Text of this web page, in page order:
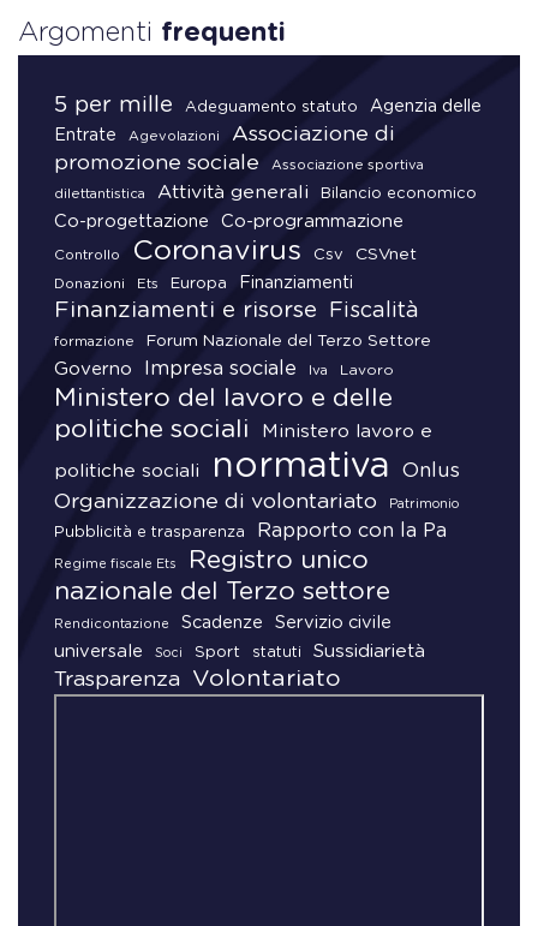
Argomenti frequenti
5 per mille Adeguamento statuto
Agenzia delle
Entrate
Agevolazioni
Associazione di
promozione sociale
Associazione sportiva
dilettantistica Attività generali Bilancio economico
Co-progettazione Co-programmazione
Controllo Coronavirus Csv CSVnet
Donazioni Ets Europa Finanziamenti
Finanziamenti e risorse Fiscalità
formazione Forum Nazionale del Terzo Settore
Governo Impresa sociale Iva Lavoro
Ministero del lavoro e delle
politiche sociali
Ministero lavoro e
politiche sociali normativa Onlus
Organizzazione di volontariato Patrimonio
Pubblicità e trasparenza Rapporto con la Pa
Regime fiscale Ets
Registro unico
nazionale del Terzo settore
Rendicontazione Scadenze
Servizio civile
universale
Soci Sport statuti Sussidiarietà
Trasparenza Volontariato